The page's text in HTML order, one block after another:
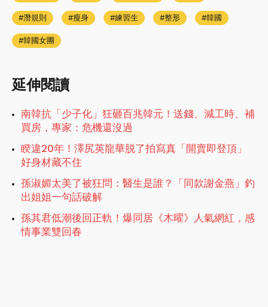
潛規則 瘦身 練習生 整形 韓國
韓國女團
延伸閱讀
南韓抗「少子化」狂砸百兆韓元！送錢、減工時、補
買房，專家：危機還沒過
睽違20年！澤尻英龍華脱了拍寫真「開賣即登頂」
好身材藏不住
孫淑媚太美了被狂問：醫生是誰？「同款謝金燕」釣
出姐姐一句話破解
孫其君低潮後回正軌！爆同居《木曜》人氣網紅，感
情事業雙回春